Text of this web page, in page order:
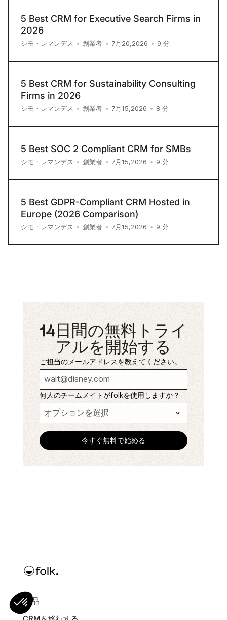
5 Best CRM for Executive Search Firms in
2026
シモ・レマンデス • 創業者 • 7月20,2026 • 9 分
5 Best CRM for Sustainability Consulting
Firms in 2026
シモ・レマンデス • 創業者 • 7月15,2026 • 8 分
5 Best SOC 2 Compliant CRM for SMBs
シモ・レマンデス • 創業者 • 7月15,2026 • 9 分
5 Best GDPR-Compliant CRM Hosted in
Europe (2026 Comparison)
シモ・レマンデス • 創業者 • 7月15,2026 • 9 分
14日間の無料トライ
アルを開始する
ご担当のメールアドレスを教えてください。
何人のチームメイトがfolkを使用しますか？
製品